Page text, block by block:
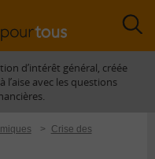
d’intérêt général, créée
avec les questions
>
Crise des